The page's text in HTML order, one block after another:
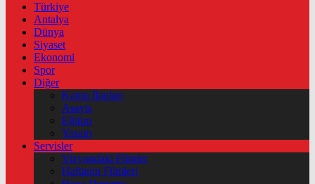
Türkiye
Antalya
Dünya
Siyaset
Ekonomi
Spor
Diğer
Kamu İlanları
Asayiş
Eğitim
Yaşam
Servisler
Vizyondaki Filmler
Haftanin Filmleri